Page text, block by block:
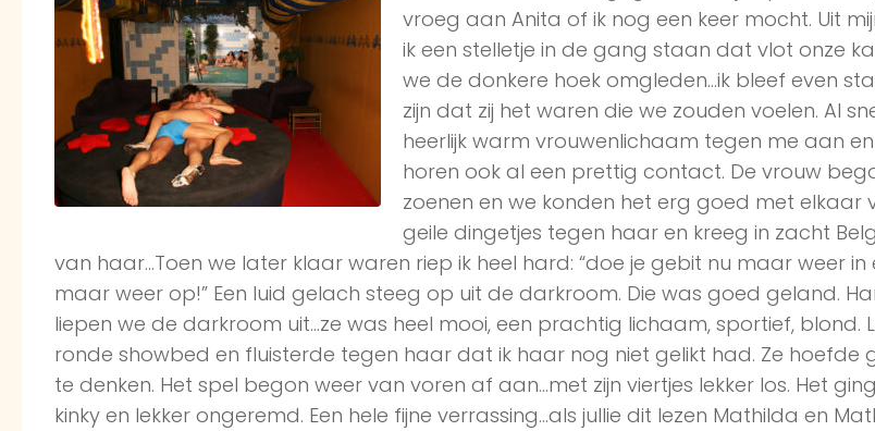
vroeg aan Anita of ik nog een keer mocht. Uit
ik een stelletje in de gang staan dat vlot onze
we de donkere hoek omgleden…ik bleef even
zijn dat zij het waren die we zouden voelen. Al
heerlijk warm vrouwenlichaam tegen me aan
horen ook al een prettig contact. De vrouw
zoenen en we konden het erg goed met elkaar
geile dingetjes tegen haar en kreeg in zacht
van haar…Toen we later klaar waren riep ik heel hard: “doe je gebit nu maar weer in
maar weer op!” Een luid gelach steeg op uit de darkroom. Die was goed geland.
liepen we de darkroom uit…ze was heel mooi, een prachtig lichaam, sportief, blond.
ronde showbed en fluisterde tegen haar dat ik haar nog niet gelikt had. Ze hoefde
te denken. Het spel begon weer van voren af aan…met zijn viertjes lekker los. Het
kinky en lekker ongeremd. Een hele fijne verrassing…als jullie dit lezen Mathilda en